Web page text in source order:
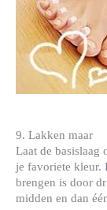
9. Lakken maar
Laat de basislaag
je favoriete kleur.
brengen is door
midden en dan